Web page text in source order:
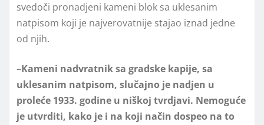
svedoči pronadjeni kameni blok sa uklesanim
natpisom koji je najverovatnije stajao iznad jedne
od njih.
–Kameni nadvratnik sa gradske kapije, sa
uklesanim natpisom, slučajno je nadjen u
proleće 1933. godine u niškoj tvrdjavi. Nemoguće
je utvrditi, kako je i na koji način dospeo na to